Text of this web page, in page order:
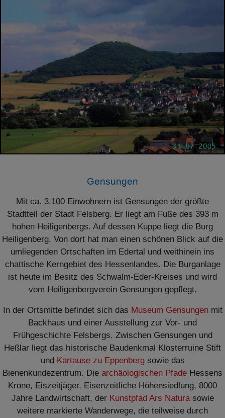
Gensungen
Mit ca. 3.100 Einwohnern ist Gensungen der größte
Stadtteil der Stadt Felsberg. Er liegt am Fuße des 393 m
hohen Heiligenbergs. Auf dessen Kuppe liegt die Burg
Heiligenberg. Von dort hat man einen schönen Blick auf die
umliegenden Ortschaften im Edertal und weithinein ins
chattische Kerngebiet des Hessenlandes. Die Burganlage
ist heute im Besitz des Schwalm-Eder-Kreises und wird
vom Heiligenbergverein Gensungen gepflegt.
In der Ortsmitte befindet sich das Museum Gensungenmit
Backhaus und einer Ausstellung zur Vor- und
Frühgeschichte Felsbergs. Zwischen Gensungen und
Heßlar liegt das historische Baudenkmal Klosterruine Stift
und Kartause zu Eppenbergsowie das
Bienenkundezentrum. Die archäologischen Pfade Hessens
Krone, Eiszeitjäger, Eisenzeitliche Höhensiedlung, 8000
Jahre Landwirtschaft, der Kunstpfad Ars Naturasowie
weitere markierte Wanderwege, die teilweise durch